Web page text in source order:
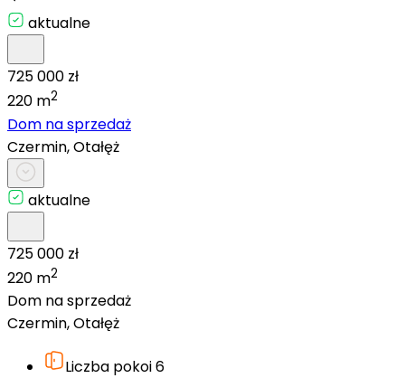
aktualne
725 000 zł
220 m2
Dom na sprzedaż
Czermin, Otałęż
aktualne
725 000 zł
220 m2
Dom na sprzedaż
Czermin, Otałęż
Liczba pokoi6